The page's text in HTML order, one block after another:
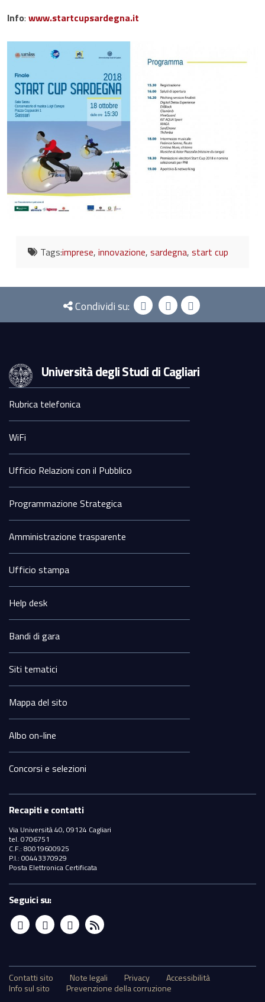
Info: www.startcupsardegna.it
Tags:imprese, innovazione, sardegna, start cup
Condividi su:
Università degli Studi di Cagliari
Sezione
Footer
Rubrica telefonica
WiFi
Ufficio Relazioni con il Pubblico
Programmazione Strategica
Amministrazione trasparente
Ufficio stampa
Help desk
Bandi di gara
Siti tematici
Mappa del sito
Albo on-line
Concorsi e selezioni
Recapiti e contatti
Via Università 40, 09124 Cagliari
tel. 0706751
C.F.: 80019600925
P.I.: 00443370929
Posta Elettronica Certificata
Seguici su:
Sezione
Contatti sito Note legali Privacy
Accessibilità
Info sul sito
Prevenzione della corruzione